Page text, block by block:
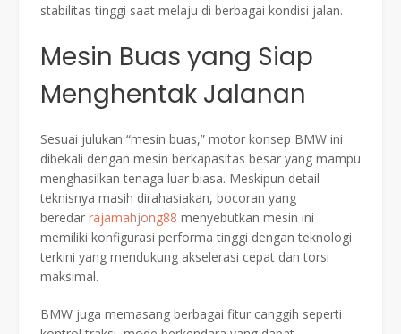
stabilitas tinggi saat melaju di berbagai kondisi jalan.
Mesin Buas yang Siap
Menghentak Jalanan
Sesuai julukan “mesin buas,” motor konsep BMW ini
dibekali dengan mesin berkapasitas besar yang mampu
menghasilkan tenaga luar biasa. Meskipun detail
teknisnya masih dirahasiakan, bocoran yang
beredar rajamahjong88 menyebutkan mesin ini
memiliki konfigurasi performa tinggi dengan teknologi
terkini yang mendukung akselerasi cepat dan torsi
maksimal.
BMW juga memasang berbagai fitur canggih seperti